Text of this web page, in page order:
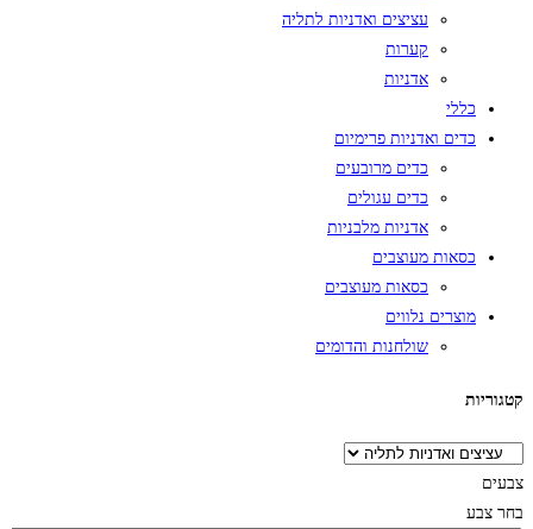
עציצים ואדניות לתליה
קערות
אדניות
כללי
כדים ואדניות פרימיום
כדים מרובעים
כדים עגולים
אדניות מלבניות
כסאות מעוצבים
כסאות מעוצבים
מוצרים נלווים
שולחנות והדומים
קטגוריות
צבעים
בחר צבע